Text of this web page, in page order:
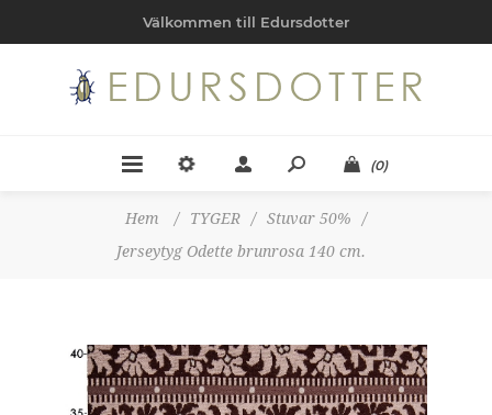
Välkommen till Edursdotter
(0)
Hem / TYGER / Stuvar 50%
/
Jerseytyg Odette brunrosa 140 cm.